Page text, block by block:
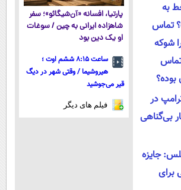
به
تماس
شوکه
بوده؟
در
بی‌گناهی
جایزه
برای
پارتیا، افسانه «آن‌شیگائو»؛ سفر
شاهزاده ایرانی به چین / سوغات
او یک دین بود
ساعت ۸:۱۵ ششم اوت ؛
هیروشیما / وقتی شهر در دیگ
قیر می‌جوشید
فیلم های دیگر